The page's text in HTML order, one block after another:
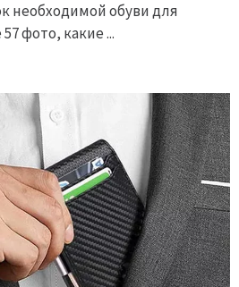
необходимой обуви для
фото, какие ...